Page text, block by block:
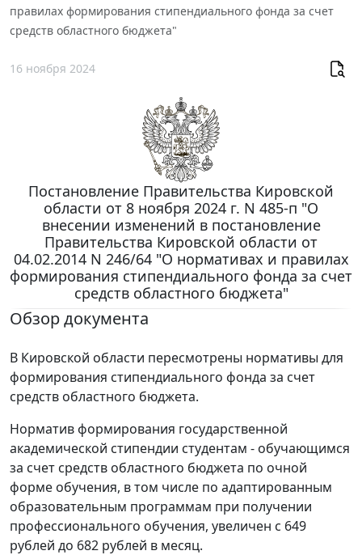
правилах формирования стипендиального фонда за счет
средств областного бюджета"
16 ноября 2024
Постановление Правительства Кировской
области от 8 ноября 2024 г. N 485-п "О
внесении изменений в постановление
Правительства Кировской области от
04.02.2014 N 246/64 "О нормативах и правилах
формирования стипендиального фонда за счет
средств областного бюджета"
Обзор документа
В Кировской области пересмотрены нормативы для
формирования стипендиального фонда за счет
средств областного бюджета.
Норматив формирования государственной
академической стипендии студентам - обучающимся
за счет средств областного бюджета по очной
форме обучения, в том числе по адаптированным
образовательным программам при получении
профессионального обучения, увеличен с 649
рублей до 682 рублей в месяц.